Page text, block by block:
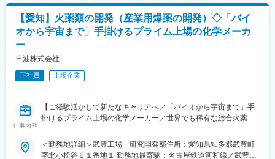
愛知事業所 技術部
※愛知事業所内は、機能材料事業・化薬事業・ライフサイエンス事
業の各工場があり、いずれかの工場の担当となります（選考を通
じて配属先は決定します）。
ます。
変更の範囲：会社の定める業務
こちらは、当社製品に不良流出が無い事が背景です！
・品質データの入力および報告書の作成（Word／Excel関係）
ます。
・定時退社：16時40分
・残業：月平均10時間程度
・転勤なし
・無料駐車場完備
【愛知】火薬類の開発（産業用爆薬の開発）◇「バイ
オから宇宙まで」手掛けるプライム上場の化学メーカ
ー
日油株式会社
正社員 上場企業
仕事内容
【ご経験活かして新たなキャリアへ／「バイオから宇宙まで」手
掛けるプライム上場の化学メーカー／世界でも稀有な総合火薬メ
◆職務内容：
＜勤務地詳細＞武豊工場 研究開発部住所：愛知県知多郡武豊町
字北小松谷６１番地１ 勤務地最寄駅：名古屋鉄道河和線／武豊駅